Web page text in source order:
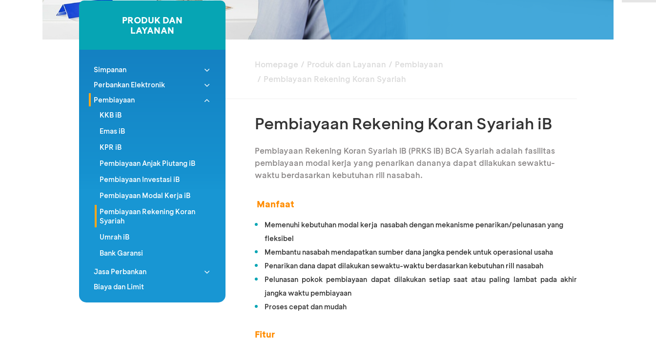
PRODUK DAN
LAYANAN
Simpanan
Perbankan Elektronik
Pembiayaan
KKB iB
Emas iB
KPR iB
Pembiayaan Anjak Piutang iB
Pembiayaan Investasi iB
Pembiayaan Modal Kerja iB
Pembiayaan Rekening Koran
Syariah
Umrah iB
Bank Garansi
Jasa Perbankan
Biaya dan Limit
Homepage Produk dan Layanan
Pembiayaan
Pembiayaan Rekening Koran Syariah
Pembiayaan Rekening Koran Syariah iB
Pembiayaan Rekening Koran Syariah iB (PRKS iB) BCA Syariah adalah fasilitas
pembiayaan modal kerja yang penarikan dananya dapat dilakukan sewaktu-
waktu berdasarkan kebutuhan riil nasabah.
Manfaat
Memenuhi kebutuhan modal kerja nasabah dengan mekanisme penarikan/pelunasan yang
fleksibel
Membantu nasabah mendapatkan sumber dana jangka pendek untuk operasional usaha
Penarikan dana dapat dilakukan sewaktu-waktu berdasarkan kebutuhan rill nasabah
Pelunasan pokok pembiayaan dapat dilakukan setiap saat atau paling lambat pada akhir
jangka waktu pembiayaan
Proses cepat dan mudah
Fitur